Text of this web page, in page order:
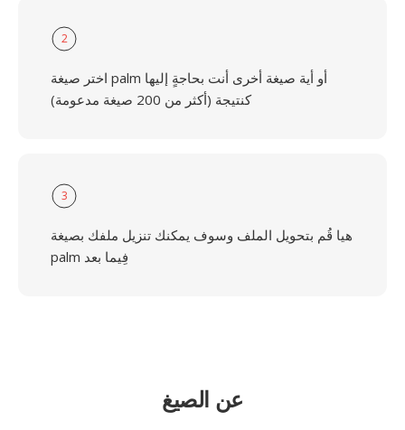
2
اختر صيغة palm أو أية صيغة أخرى أنت بحاجةٍ إليها
كنتيجة (أكثر من 200 صيغة مدعومة)
3
هيا قُم بتحويل الملف وسوف يمكنك تنزيل ملفك بصيغة
palm فِيما بعد
عن الصيغ